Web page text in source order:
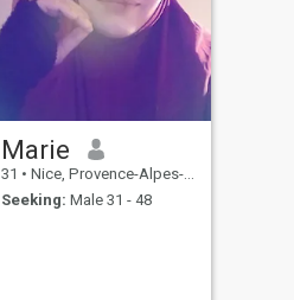
Marie
31 • Nice, Provence-Alpes-Côte d'Azur, France
Seeking: Male 31 - 48